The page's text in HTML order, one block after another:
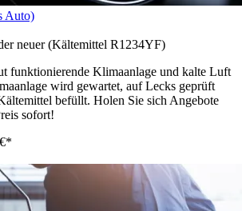
Auto)
neuer (Kältemittel R1234YF)
funktionierende Klimaanlage und kalte Luft
wird gewartet, auf Lecks geprüft
befüllt. Holen Sie sich Angebote
sofort!